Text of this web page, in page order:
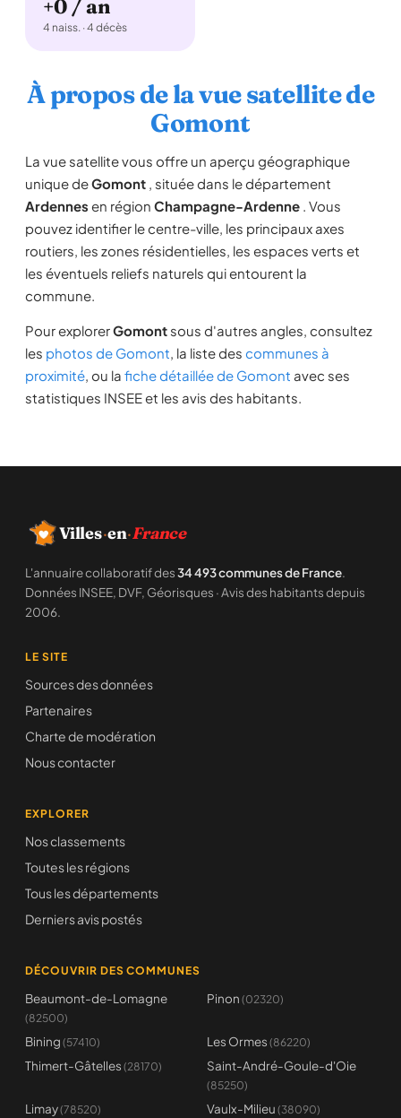
+0 / an
4 naiss. · 4 décès
À propos de la vue satellite de
Gomont
La vue satellite vous offre un aperçu géographique
unique deGomont , située dans le département
Ardennes en région Champagne-Ardenne . Vous
pouvez identifier le centre-ville, les principaux axes
routiers, les zones résidentielles, les espaces verts et
les éventuels reliefs naturels qui entourent la
commune.
Pour explorerGomont sous d'autres angles, consultez
les photos de Gomont, la liste des communes à
proximité, ou la fiche détaillée de Gomont avec ses
statistiques INSEE et les avis des habitants.
Villes·en·France
L'annuaire collaboratif des34 493 communes de France.
Données INSEE, DVF, Géorisques · Avis des habitants depuis
2006.
LE SITE
Sources des données
Partenaires
Charte de modération
Nous contacter
EXPLORER
Nos classements
Toutes les régions
Tous les départements
Derniers avis postés
DÉCOUVRIR DES COMMUNES
Beaumont-de-Lomagne
(82500)
Pinon (02320)
Bining (57410) Les Ormes (86220)
Thimert-Gâtelles (28170) Saint-André-Goule-d'Oie
(85250)
Limay(78520) Vaulx-Milieu (38090)